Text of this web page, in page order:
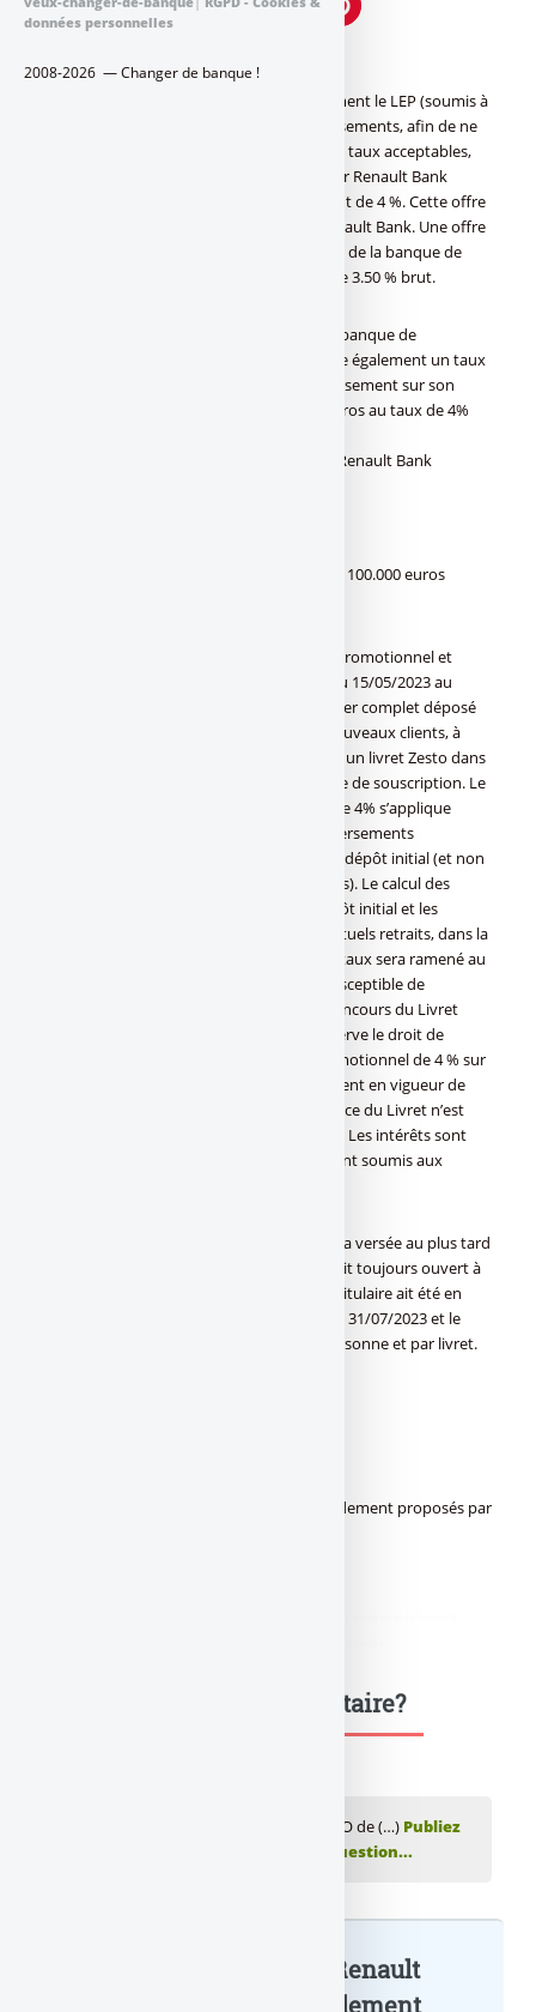
Une fois le livret A, le LDDS, et potentiellement le LEP (soumis à
conditions de revenus), au taquet des versements, afin de ne
pas prendre de risque, tout en plaçant des taux acceptables,
l’offre du livret épargne ZESTO proposé par Renault Bank
permet de placer ses liquidités au taux brut de 4 %. Cette offre
est proposée aux nouveaux clients de Renault Bank. Une offre
de fidélité est proposée aux clients actuels de la banque de
financement de Renault au taux boosté de 3.50 % brut.
Son concurrent direct, DISTINGO Bank, la banque de
financement du groupe Stellantis, propose également un taux
boosté de 4% jusqu’à 100.000 euros de versement sur son
livret DISTINGO, de quoi placer 200.000 euros au taux de 4%
Offre de bienvenue sur le livret ZESTO de Renault Bank
Taux boosté de 4% brut applicable jusqu’à 100.000 euros
Conditions : L’offre, constituée d’un taux promotionnel et
d’une prime de souscription, est valable du 15/05/2023 au
15/07/2023. Elle s’applique pour tout dossier complet déposé
avant le 15/07/2023 et est réservée aux nouveaux clients, à
l’exclusion de toute personne ayant résilié un livret Zesto dans
les 12 derniers mois précédant la demande de souscription. Le
taux nominal annuel brut promotionnel de 4% s’applique
pendant 3 mois sur le dépôt initial et les versements
complémentaires à compter de la date du dépôt initial (et non
à compter de la date de chacun des dépôts). Le calcul des
intérêts promotionnels portera sur le dépôt initial et les
versements complémentaires nets d’éventuels retraits, dans la
limite de 100 000€ de dépôts cumulés. Ce taux sera ramené au
taux actuellement en vigueur de 2,50% susceptible de
variations au-delà de ces 3 mois, ou d’un encours du Livret
supérieur à 100 000€. Renault Bank se réserve le droit de
ramener le taux nominal annuel brut promotionnel de 4 % sur
les versements éligibles au taux actuellement en vigueur de
2,50% susceptible de variations, si l’existence du Livret n’est
pas maintenue jusqu’au 31/12/2023 inclus. Les intérêts sont
calculés selon la règle des quinzaines et sont soumis aux
Infos : La prime de souscription de 80€ sera versée au plus tard
le 31/12/2023 sous réserve que le Livret soit toujours ouvert à
cette date et que le solde de l’encours du titulaire ait été en
permanence de 50 000€ minimum entre le 31/07/2023 et le
31/12/2023 inclus. Une seule prime par personne et par livret.
???? Épargne : panorama des taux de rendement proposés par
Une question, un commentaire?
💬 Réagir à cet article Livret épargne ZESTO de (…) Publiez
votre commentaire ou posez votre question...
Livret épargne ZESTO de Renault
Bank : taux de... : à lire également
données personnelles
2008-2026 — Changer de banque !